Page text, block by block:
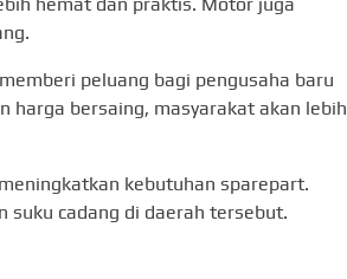
peluang bagi pengusaha baru
harga bersaing, masyarakat akan lebih
kebutuhan sparepart.
suku cadang di daerah tersebut.